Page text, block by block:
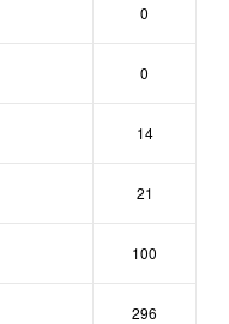
0
0
14
21
100
296